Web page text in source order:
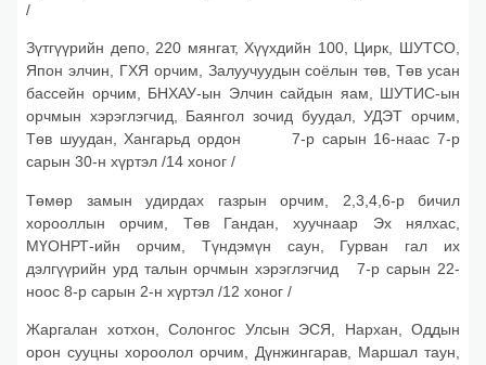
/
Зүтгүүрийн депо, 220 мянгат, Хүүхдийн 100, Цирк, ШУТСО,
Япон элчин, ГХЯ орчим, Залуучуудын соёлын төв, Төв усан
бассейн орчим, БНХАУ-ын Элчин сайдын яам, ШУТИС-ын
орчмын хэрэглэгчид, Баянгол зочид буудал, УДЭТ орчим,
Төв шуудан, Хангарьд ордон 7-р сарын 16-наас 7-р
сарын 30-н хүртэл /14 хоног /
Төмөр замын удирдах газрын орчим, 2,3,4,6-р бичил
хорооллын орчим, Төв Гандан, хуучнаар Эх нялхас,
МҮОНРТ-ийн орчим, Түндэмүн саун, Гурван гал их
дэлгүүрийн урд талын орчмын хэрэглэгчид 7-р сарын 22-
ноос 8-р сарын 2-н хүртэл /12 хоног /
Жаргалан хотхон, Солонгос Улсын ЭСЯ, Нархан, Оддын
орон сууцны хороолол орчим, Дүнжингарав, Маршал таун,